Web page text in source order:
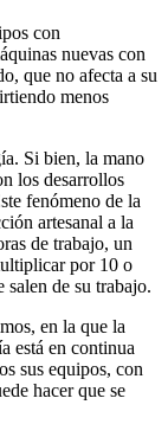
con
nuevas con
que no afecta a su
menos
Si bien, la mano
los desarrollos
fenómeno de la
artesanal a la
de trabajo, un
por 10 o
salen de su trabajo.
en la que la
está en continua
sus equipos, con
hacer que se